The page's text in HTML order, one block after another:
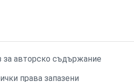
за авторско съдържание
права запазени